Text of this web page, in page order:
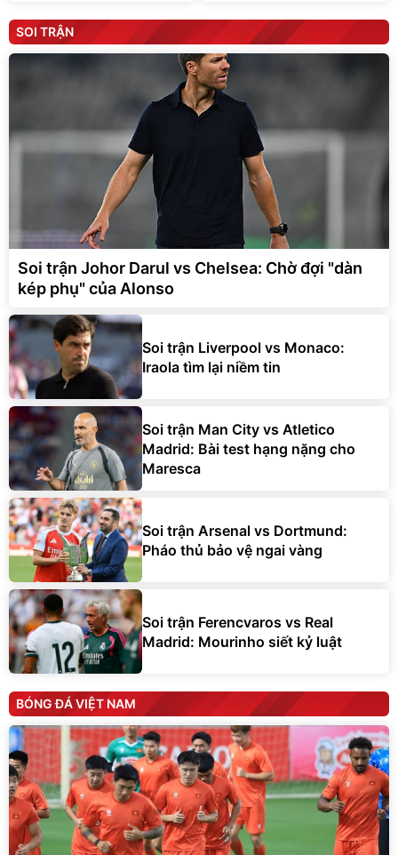
SOI TRẬN
Soi trận Johor Darul vs Chelsea: Chờ đợi "dàn
kép phụ" của Alonso
Soi trận Liverpool vs Monaco:
Iraola tìm lại niềm tin
Soi trận Man City vs Atletico
Madrid: Bài test hạng nặng cho
Maresca
Soi trận Arsenal vs Dortmund:
Pháo thủ bảo vệ ngai vàng
Soi trận Ferencvaros vs Real
Madrid: Mourinho siết kỷ luật
BÓNG ĐÁ VIỆT NAM